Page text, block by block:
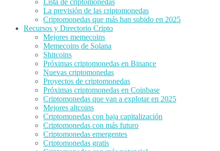
Lista de criptomonedas
La previsión de las criptomonedas
Criptomonedas que más han subido en 2025
Recursos y Directorio Cripto
Mejores memecoins
Memecoins de Solana
Shitcoins
Próximas criptomonedas en Binance
Nuevas criptomonedas
Proyectos de criptomonedas
Próximas criptomonedas en Coinbase
Criptomonedas que van a explotar en 2025
Mejores altcoins
Criptomonedas con baja capitalización
Criptomonedas con más futuro
Criptomonedas emergentes
Criptomonedas gratis